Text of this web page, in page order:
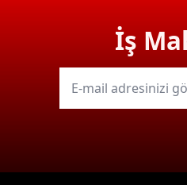
İş
E-
mail